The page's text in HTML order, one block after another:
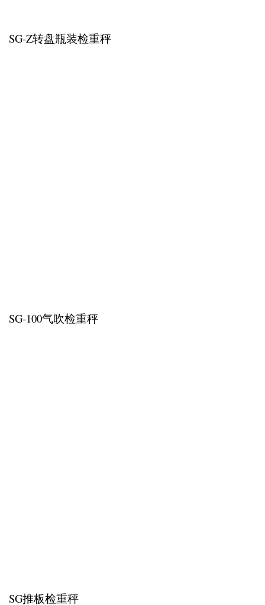
SG-Z转盘瓶装检重秤
SG-100气吹检重秤
SG推板检重秤